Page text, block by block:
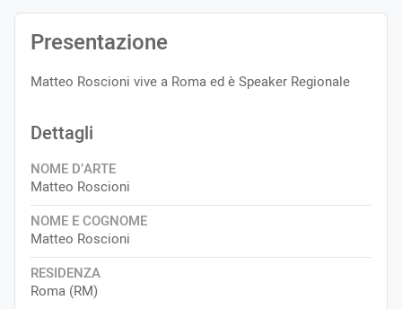
Presentazione
Matteo Roscioni vive a Roma ed è Speaker Regionale
Dettagli
NOME D’ARTE
Matteo Roscioni
NOME E COGNOME
Matteo Roscioni
RESIDENZA
Roma (RM)